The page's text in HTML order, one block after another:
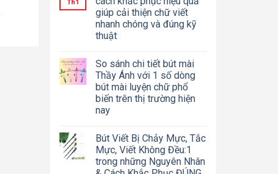
Th1
giúp cải thiện chữ viết
nhanh chóng và đúng kỹ
thuật
So sánh chi tiết bút mài
Thầy Ánh với 1 số dòng
bút mài luyện chữ phổ
biến trên thị trường hiện
nay
Bút Viết Bị Chảy Mực, Tắc
Mực, Viết Không Đều:1
trong những Nguyên Nhân